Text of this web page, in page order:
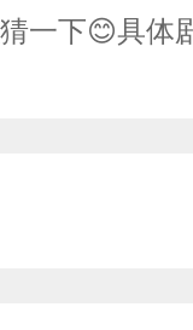
一下😊具体